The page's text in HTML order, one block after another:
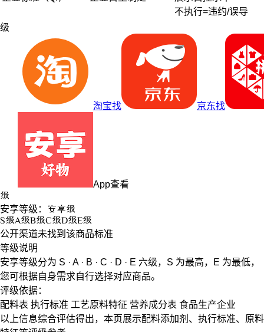
不执行=违约/误导
级
淘宝找 京东找
App查看
级
安享等级： 安享级
S级A级B级C级D级E级
公开渠道未找到该商品标准
等级说明
安享等级分为 S · A · B · C · D · E 六级， S 为最高， E 为最低，
您可根据自身需求自行选择对应商品。
评级依据：
配料表 执行标准 工艺原料特征 营养成分表 食品生产企业
以上信息综合评估得出，本页展示配料添加剂 、 执行标准、 原料